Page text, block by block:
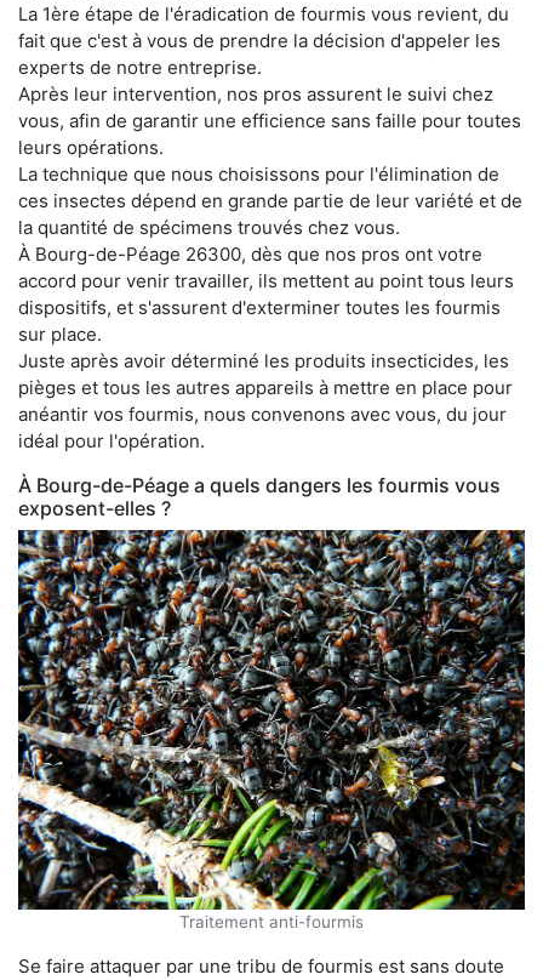
La 1ère étape de l'éradication de fourmis vous revient, du
fait que c'est à vous de prendre la décision d'appeler les
experts de notre entreprise.
Après leur intervention, nos pros assurent le suivi chez
vous, afin de garantir une efficience sans faille pour toutes
leurs opérations.
La technique que nous choisissons pour l'élimination de
ces insectes dépend en grande partie de leur variété et de
la quantité de spécimens trouvés chez vous.
À Bourg-de-Péage 26300, dès que nos pros ont votre
accord pour venir travailler, ils mettent au point tous leurs
dispositifs, et s'assurent d'exterminer toutes les fourmis
sur place.
Juste après avoir déterminé les produits insecticides, les
pièges et tous les autres appareils à mettre en place pour
anéantir vos fourmis, nous convenons avec vous, du jour
idéal pour l'opération.
À Bourg-de-Péage a quels dangers les fourmis vous
exposent-elles ?
Traitement anti-fourmis
Se faire attaquer par une tribu de fourmis est sans doute